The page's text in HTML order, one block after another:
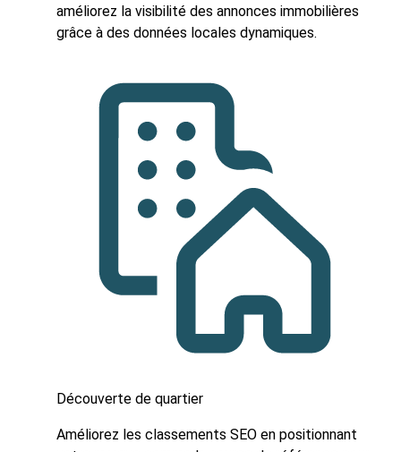
améliorez la visibilité des annonces immobilières
grâce à des données locales dynamiques.
Découverte de quartier
Améliorez les classements SEO en positionnant